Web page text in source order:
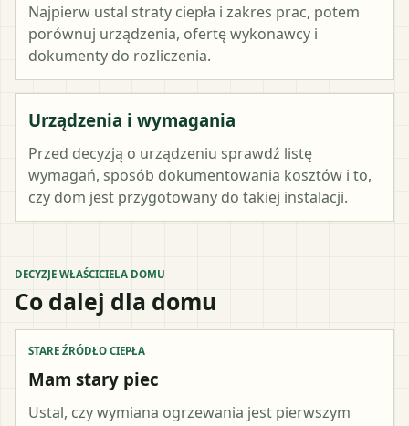
Najpierw ustal straty ciepła i zakres prac, potem
porównuj urządzenia, ofertę wykonawcy i
dokumenty do rozliczenia.
Urządzenia i wymagania
Przed decyzją o urządzeniu sprawdź listę
wymagań, sposób dokumentowania kosztów i to,
czy dom jest przygotowany do takiej instalacji.
DECYZJE WŁAŚCICIELA DOMU
Co dalej dla domu
STARE ŹRÓDŁO CIEPŁA
Mam stary piec
Ustal, czy wymiana ogrzewania jest pierwszym